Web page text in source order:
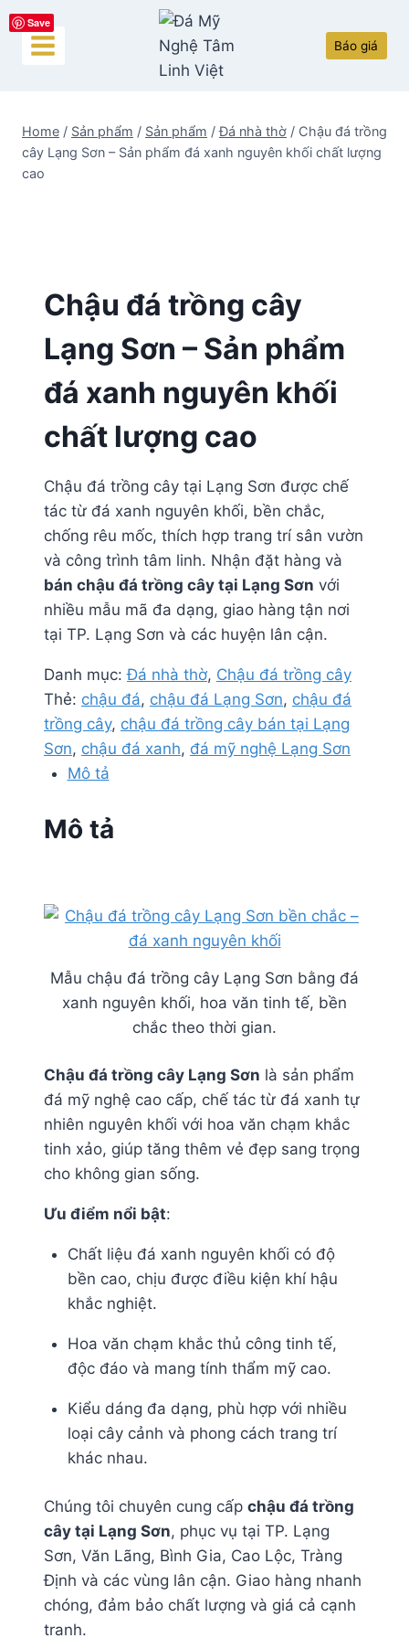
Skip
to
content
Báo giá
Home / Sản phẩm / Sản phẩm / Đá nhà thờ / Chậu đá trồng
cây Lạng Sơn – Sản phẩm đá xanh nguyên khối chất lượng
cao
Save
Chậu đá trồng cây
Lạng Sơn – Sản phẩm
đá xanh nguyên khối
chất lượng cao
Chậu đá trồng cây tại Lạng Sơn được chế
tác từ đá xanh nguyên khối, bền chắc,
chống rêu mốc, thích hợp trang trí sân vườn
và công trình tâm linh. Nhận đặt hàng và
bán chậu đá trồng cây tại Lạng Sơn với
nhiều mẫu mã đa dạng, giao hàng tận nơi
tại TP. Lạng Sơn và các huyện lân cận.
Danh mục:Đá nhà thờ, Chậu đá trồng cây
Thẻ: chậu đá, chậu đá Lạng Sơn, chậu đá
trồng cây, chậu đá trồng cây bán tại Lạng
Sơn, chậu đá xanh, đá mỹ nghệ Lạng Sơn
Mô tả
Mô tả
Mẫu chậu đá trồng cây Lạng Sơn bằng đá
xanh nguyên khối, hoa văn tinh tế, bền
chắc theo thời gian.
Chậu đá trồng cây Lạng Sơn là sản phẩm
đá mỹ nghệ cao cấp, chế tác từ đá xanh tự
nhiên nguyên khối với hoa văn chạm khắc
tinh xảo, giúp tăng thêm vẻ đẹp sang trọng
cho không gian sống.
Ưu điểm nổi bật:
Chất liệu đá xanh nguyên khối có độ
bền cao, chịu được điều kiện khí hậu
khắc nghiệt.
Hoa văn chạm khắc thủ công tinh tế,
độc đáo và mang tính thẩm mỹ cao.
Kiểu dáng đa dạng, phù hợp với nhiều
loại cây cảnh và phong cách trang trí
khác nhau.
Chúng tôi chuyên cung cấp chậu đá trồng
cây tại Lạng Sơn, phục vụ tại TP. Lạng
Sơn, Văn Lãng, Bình Gia, Cao Lộc, Tràng
Định và các vùng lân cận. Giao hàng nhanh
chóng, đảm bảo chất lượng và giá cả cạnh
tranh.